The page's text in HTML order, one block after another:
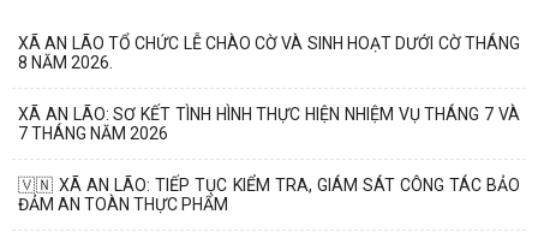
XÃ AN LÃO TỔ CHỨC LỄ CHÀO CỜ VÀ SINH HOẠT DƯỚI CỜ THÁNG
8 NĂM 2026.
XÃ AN LÃO: SƠ KẾT TÌNH HÌNH THỰC HIỆN NHIỆM VỤ THÁNG 7 VÀ
7 THÁNG NĂM 2026
🇻🇳 XÃ AN LÃO: TIẾP TỤC KIỂM TRA, GIÁM SÁT CÔNG TÁC BẢO
ĐẢM AN TOÀN THỰC PHẨM